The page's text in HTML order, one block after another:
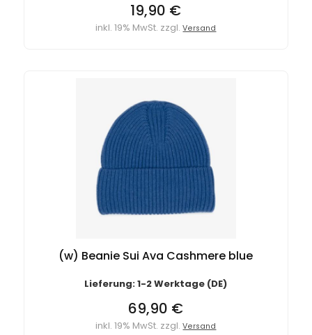
19,90 €
inkl. 19% MwSt. zzgl.Versand
(w) Beanie Sui Ava Cashmere blue
Lieferung: 1-2 Werktage (DE)
69,90 €
inkl. 19% MwSt. zzgl.Versand